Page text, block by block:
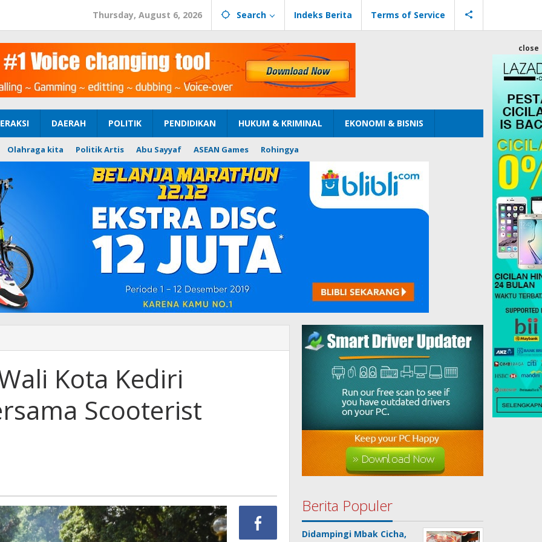
Thursday, August 6, 2026 Search Indeks Berita Terms of Service
DAERAH POLITIK PENDIDIKAN HUKUM & KRIMINAL EKONOMI & BISNIS
Olahraga kita Politik Artis Abu Sayyaf ASEAN Games Rohingya
close
Kota Kediri
Scooterist
Berita Populer
Didampingi Mbak Cicha,